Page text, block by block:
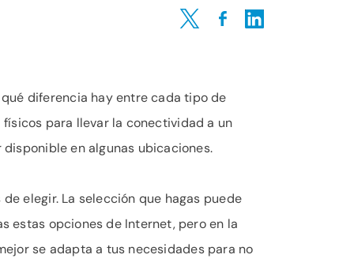
Share on Twitter
Share on Facebook
Share on LinkedIn
diferencia hay entre cada tipo de
para llevar la conectividad a un
en algunas ubicaciones.
elegir. La selección que hagas puede
estas opciones de Internet, pero en la
se adapta a tus necesidades para no